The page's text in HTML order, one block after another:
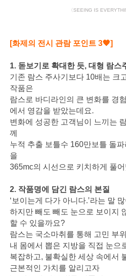
〈SEEING IS
[화제의 전시 관람 포인트 3🧡]
1. 돋보기로 확대한 듯, 대형 람스
기존 람스 주사기보다 10배는 크
작품은
람스로 바디라인의 큰 변화를 경
에서 영감을 받았는데요.
변화에 성공한 고객님이 느끼는
께
누적 추출 보틀수 160만보틀 돌
을
365mc의 시선으로 키치하게 풀
2. 작품명에 담긴 람스의 본질
‘보이는게 다가 아니다.’라는 말
하지만 빼도 빼도 눈으로 보이지
할 수 있을까요?
람스는 국소마취를 통해 고민 부
내 몸에서 뽑은 지방을 직접 눈으
복잡하고, 불확실한 세상 속에서
근본적인 가치를 알리고자